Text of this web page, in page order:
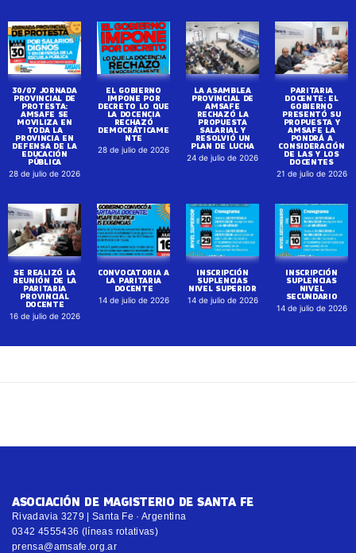
30/07 JORNADA
PROVINCIAL DE
PROTESTA:
AMSAFE SE
MOVILIZA EN
TODA LA
PROVINCIA EN
DEFENSA DE LA
EDUCACIÓN
PÚBLICA
28 de julio de 2026
EL GOBIERNO
IMPONE POR
DECRETO LO QUE
LA DOCENCIA
RECHAZÓ
DEMOCRÁTICAME
NTE
28 de julio de 2026
LA ASAMBLEA
PROVINCIAL DE
AMSAFE
RECHAZÓ LA
PROPUESTA
SALARIAL Y
RESOLVIÓ UN
PLAN DE LUCHA
24 de julio de 2026
PARITARIA
DOCENTE: EL
GOBIERNO
PRESENTÓ SU
PROPUESTA Y
AMSAFE LA
PONDRÁ A
CONSIDERACIÓN
DE LAS Y LOS
DOCENTES
21 de julio de 2026
SE REALIZÓ LA
REUNIÓN DE LA
PARITARIA
PROVINCIAL
DOCENTE
16 de julio de 2026
CONVOCATORIA A
LA PARITARIA
DOCENTE
14 de julio de 2026
INSCRIPCIÓN
SUPLENCIAS
NIVEL SUPERIOR
14 de julio de 2026
INSCRIPCIÓN
SUPLENCIAS
NIVEL
SECUNDARIO
14 de julio de 2026
ASOCIACIÓN DE MAGISTERIO DE SANTA FE
Rivadavia 3279 | Santa Fe · Argentina
0342 4555436 (líneas rotativas)
prensa@amsafe.org.ar